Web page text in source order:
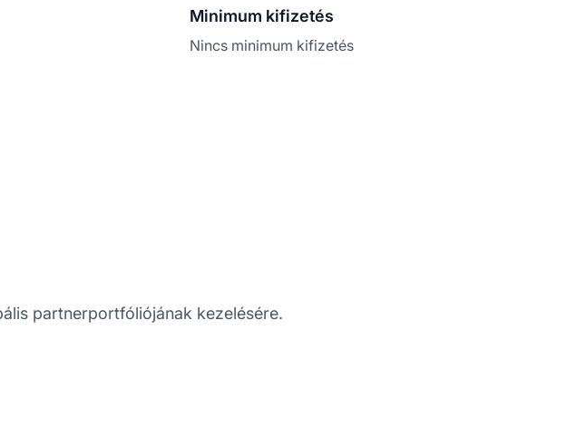
Minimum kifizetés
Nincs minimum kifizetés
partnerportfóliójának kezelésére.